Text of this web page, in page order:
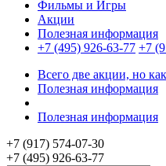
Фильмы и Игры
Акции
Полезная информация
+7 (495) 926-63-77 +7
Всего две акции, но
Полезная информация
Полезная информация
+7 (917) 574-07-30
+7 (495) 926-63-77